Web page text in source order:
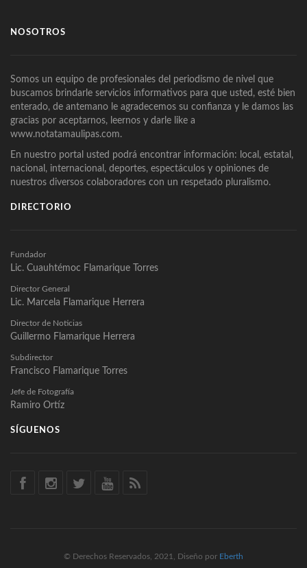
NOSOTROS
Somos un equipo de profesionales del periodismo de nivel que
buscamos brindarle servicios informativos para que usted, esté bien
enterado, de antemano le agradecemos su confianza y le damos las
gracias por aceptarnos, leernos y darle like a
www.notatamaulipas.com.
En nuestro portal usted podrá encontrar información: local, estatal,
nacional, internacional, deportes, espectáculos y opiniones de
nuestros diversos colaboradores con un respetado pluralismo.
DIRECTORIO
Fundador
Lic. Cuauhtémoc Flamarique Torres
Director General
Lic. Marcela Flamarique Herrera
Director de Noticias
Guillermo Flamarique Herrera
Subdirector
Francisco Flamarique Torres
Jefe de Fotografía
Ramiro Ortíz
SÍGUENOS
© Derechos Reservados, 2021, Diseño por Eberth